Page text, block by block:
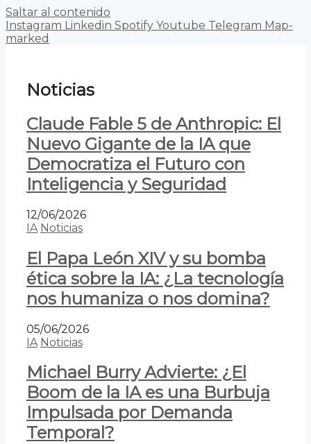
Saltar al contenido
Instagram Linkedin Spotify Youtube Telegram Map-
marked
Noticias
Claude Fable 5 de Anthropic: El
Nuevo Gigante de la IA que
Democratiza el Futuro con
Inteligencia y Seguridad
12/06/2026
IA Noticias
El Papa León XIV y su bomba
ética sobre la IA: ¿La tecnología
nos humaniza o nos domina?
05/06/2026
IA Noticias
Michael Burry Advierte: ¿El
Boom de la IA es una Burbuja
Impulsada por Demanda
Temporal?